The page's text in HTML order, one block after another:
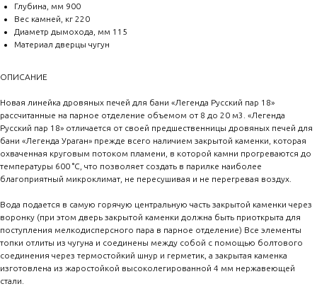
Глубина, мм 900
Вес камней, кг 220
Диаметр дымохода, мм 115
Материал дверцы чугун
ОПИСАНИЕ
Новая линейка дровяных печей для бани «Легенда Русский пар 18»
рассчитанные на парное отделение объемом от 8 до 20 м3. «Легенда
Русский пар 18» отличается от своей предшественницы дровяных печей для
бани «Легенда Ураган» прежде всего наличием закрытой каменки, которая
охваченная круговым потоком пламени, в которой камни прогреваются до
температуры 600 °С, что позволяет создать в парилке наиболее
благоприятный микроклимат, не пересушивая и не перегревая воздух.
Вода подается в самую горячую центральную часть закрытой каменки через
воронку (при этом дверь закрытой каменки должна быть приоткрыта для
поступления мелкодисперсного пара в парное отделение) Все элементы
топки отлиты из чугуна и соединены между собой с помощью болтового
соединения через термостойкий шнур и герметик, а закрытая каменка
изготовлена из жаростойкой высоколегированной 4 мм нержавеющей
стали.